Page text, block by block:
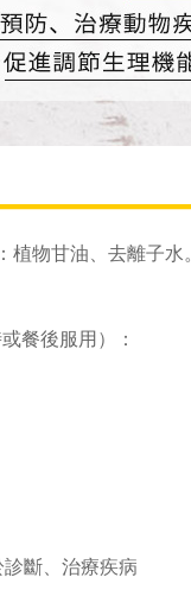
物甘油、去離子水。
餐後服用）：
斷、治療疾病